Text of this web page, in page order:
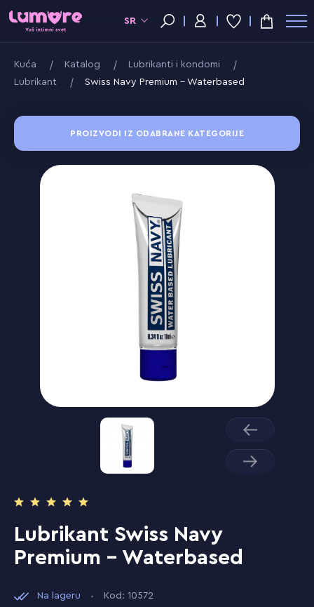
SR
Kuća Katalog
Lubrikanti i kondomi
Lubrikant
Swiss Navy Premium - Waterbased
PROIZVODI IZ ODABRANE KATEGORIJE
Lubrikant Swiss Navy
Premium - Waterbased
Na lageru Kod: 10572